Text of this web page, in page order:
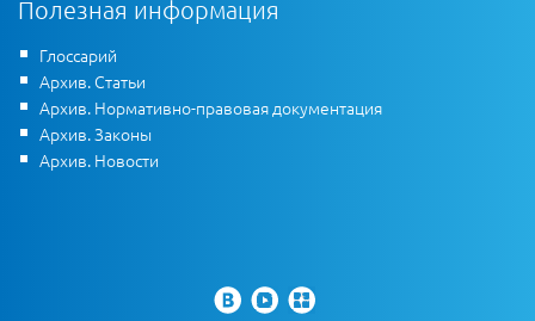
Полезная информация
Глоссарий
Архив. Статьи
Архив. Нормативно-правовая документация
Архив. Законы
Архив. Новости